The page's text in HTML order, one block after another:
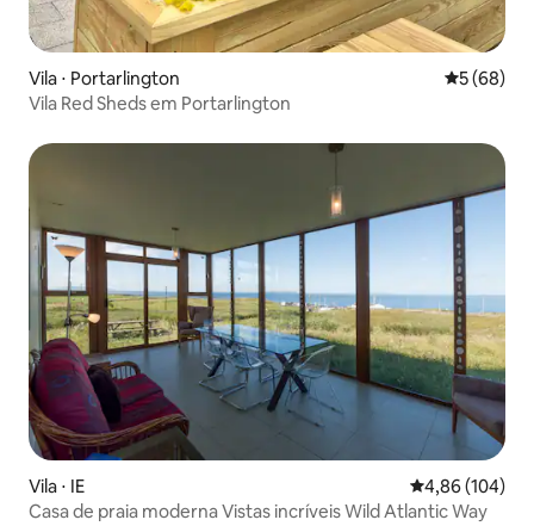
Vila ⋅ Portarlington 5 de uma
5 (68)
Vila Red Sheds em Portarlington
Vila ⋅ IE 4,86 de uma
4,86 (104)
Casa de praia moderna Vistas incríveis Wild Atlantic Way